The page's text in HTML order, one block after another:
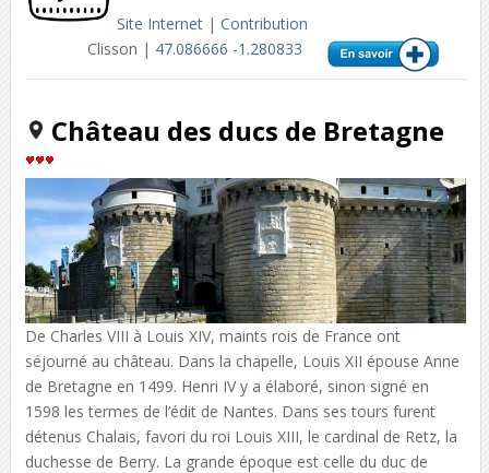
Site Internet| Contribution
Clisson | 47.086666 -1.280833
Château des ducs de Bretagne
De Charles VIII à Louis XIV, maints rois de France ont
séjourné au château. Dans la chapelle, Louis XII épouse Anne
de Bretagne en 1499. Henri IV y a élaboré, sinon signé en
1598 les termes de l’édit de Nantes. Dans ses tours furent
détenus Chalais, favori du roi Louis XIII, le cardinal de Retz, la
duchesse de Berry. La grande époque est celle du duc de